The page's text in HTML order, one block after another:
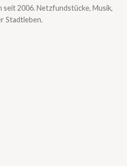
seit 2006. Netzfundstücke, Musik,
Stadtleben.